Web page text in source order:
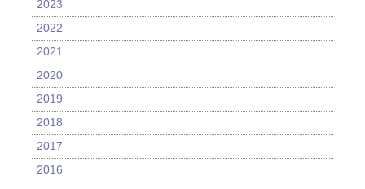
2023
2022
2021
2020
2019
2018
2017
2016